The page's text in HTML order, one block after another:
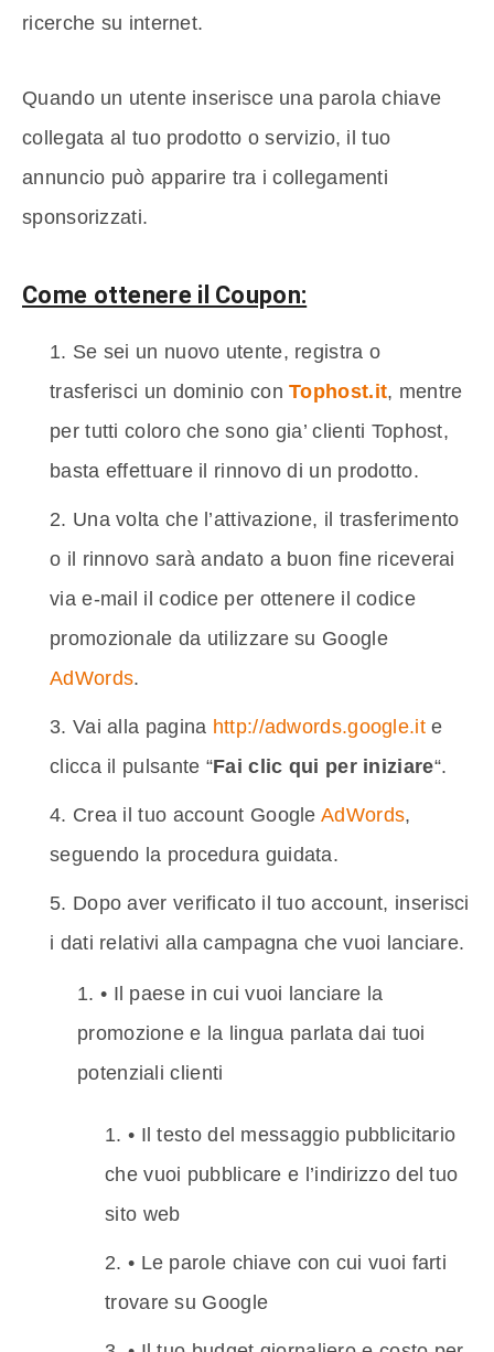
ricerche su internet.
Quando un utente inserisce una parola chiave
collegata al tuo prodotto o servizio, il tuo
annuncio può apparire tra i collegamenti
sponsorizzati.
Come ottenere il Coupon:
Se sei un nuovo utente, registra o
trasferisci un dominio conTophost.it, mentre
per tutti coloro che sono gia’ clienti Tophost,
basta effettuare il rinnovo di un prodotto.
Una volta che l’attivazione, il trasferimento
o il rinnovo sarà andato a buon fine riceverai
via e-mail il codice per ottenere il codice
promozionale da utilizzare su Google
AdWords.
Vai alla pagina http://adwords.google.ite
clicca il pulsante “Fai clic qui per iniziare“.
Crea il tuo account GoogleAdWords,
seguendo la procedura guidata.
Dopo aver verificato il tuo account, inserisci
i dati relativi alla campagna che vuoi lanciare.
• Il paese in cui vuoi lanciare la
promozione e la lingua parlata dai tuoi
potenziali clienti
• Il testo del messaggio pubblicitario
che vuoi pubblicare e l’indirizzo del tuo
sito web
• Le parole chiave con cui vuoi farti
trovare su Google